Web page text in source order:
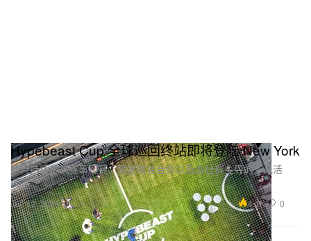
Hypebeast Cup 全球巡回终站即将登陆 New York
整月持续带来赛事观赛、限定联名合作以及由社群主导的多元活
动。
Jun 12, 2026 4.1K 0